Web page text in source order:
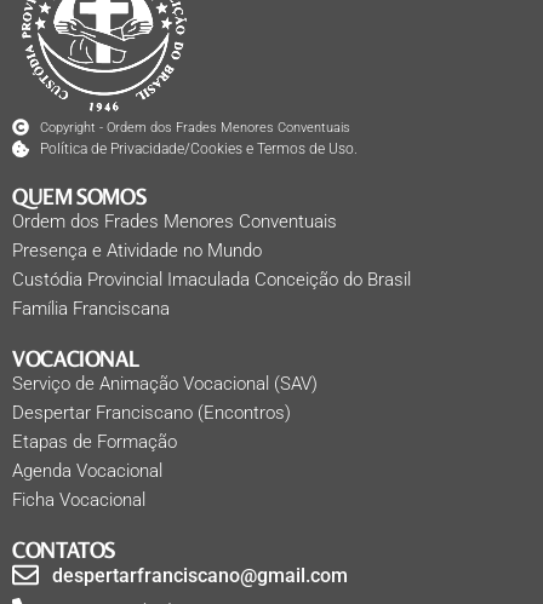
Copyright - Ordem dos Frades Menores Conventuais
Política de Privacidade/Cookies e Termos de Uso.
QUEM SOMOS
Ordem dos Frades Menores Conventuais
Presença e Atividade no Mundo
Custódia Provincial Imaculada Conceição do Brasil
Família Franciscana
VOCACIONAL
Serviço de Animação Vocacional (SAV)
Despertar Franciscano (Encontros)
Etapas de Formação
Agenda Vocacional
Ficha Vocacional
CONTATOS
despertarfranciscano@gmail.com